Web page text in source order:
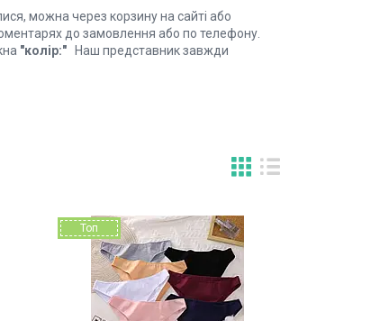
можна через корзину на сайті або
до замовлення або по телефону.
"колір:" Наш представник завжди
Топ